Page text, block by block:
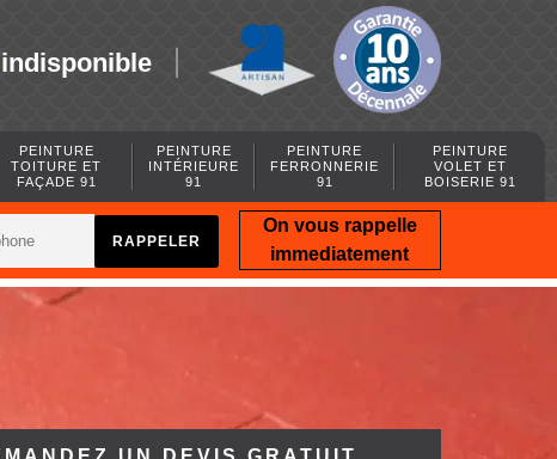
indisponible
PEINTURE
TOITURE ET
FAÇADE 91
PEINTURE
INTÉRIEURE
91
PEINTURE
FERRONNERIE
91
PEINTURE
VOLET ET
BOISERIE 91
On vous rappelle
immediatement